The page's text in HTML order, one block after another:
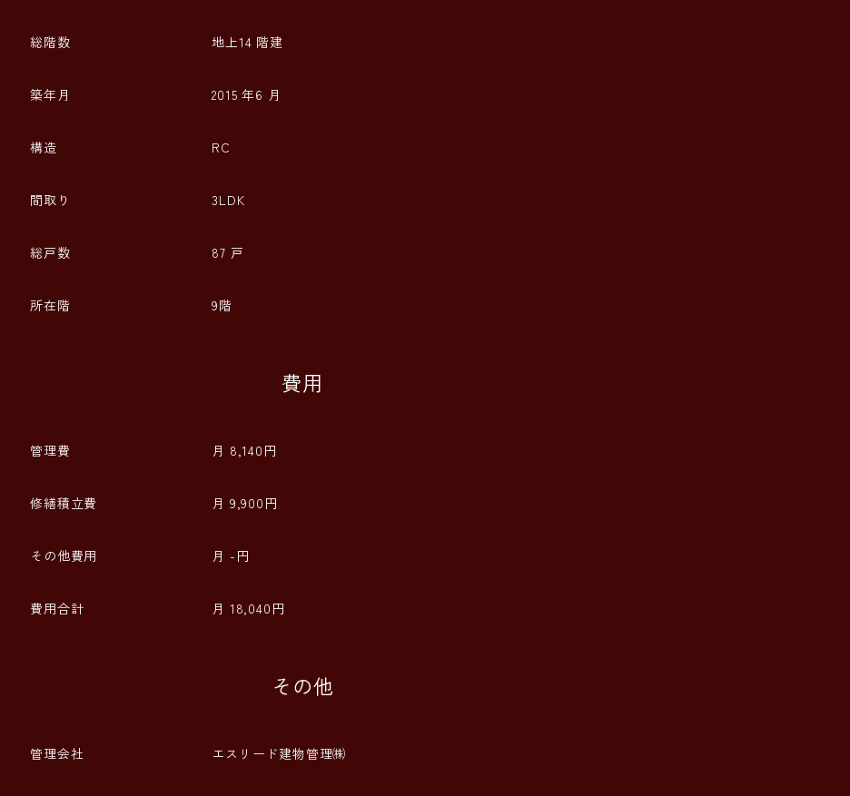
総階数 地上14 階建
築年月 2015 年6 月
構造 RC
間取り 3LDK
総戸数 87 戸
所在階 9階
費用
管理費 月 8,140円
修繕積立費 月 9,900円
その他費用 月 -円
費用合計 月 18,040円
その他
管理会社 エスリード建物管理㈱